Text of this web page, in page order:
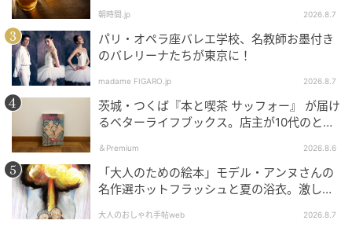
じることから「一路連科（いちろれんか）」（続けて
科挙に合格する、立身出世する。）という意味の吉祥
画題になるそうです。
ミュージアムグッズ
ミュージアムグッズは、小皿にメダカが泳いでいるよ
うなメダカ3寸皿（1,400円）、重要文化財《江天遠意
図（こうてんえんいず）》（部分、伝周文筆 1幅 紙本
墨画淡彩 日本・室町時代 15世紀 前期展示）のポスト
カード（150円）、《夕顔蒔絵板戸（ゆうがおまきえ
朝時間.jp 2026.8.7
パリ・オペラ座バレエ学校、名教師お墨付き
のバレリーナたちが東京に！
madame FIGARO.jp 2026.8.7
茨城・つくば『本と喫茶 サッフォー』 が届け
るベターライフブックス。店主が10代のとき
た本は『くちびるから散弾銃』。
＆Premium 2026.8.6
「大人のための絵本」モデル・アンヌさんの
名作選ホットフラッシュと夏の浴衣。激しい
くとき』『やばっ！』～vol.47
大人のおしゃれ手帖web 2026.8.7